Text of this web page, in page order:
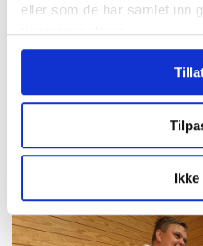
eller som de har samlet inn
tjenestene deres.
Sommer
sommer går